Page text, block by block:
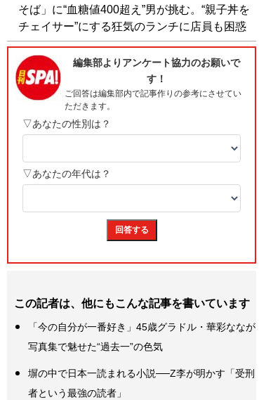
そば」に“血糖値400超え”男が挑む。“親子丼を
チェイサー”にする狂気のランチに店員も困惑
この記者は、他にもこんな記事を書いています
「今の自分が一番好き」45歳グラドル・華彩ななが
写真集で魅せた“過去一”の色気
塀の中で日本一読まれる小説──Z李が明かす「受刑
者という最強の読者」